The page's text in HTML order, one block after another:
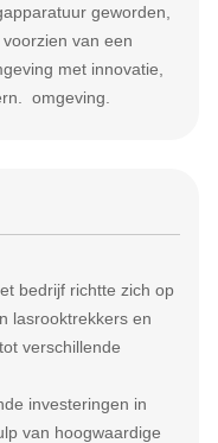
geworden,
van een
met innovatie,
omgeving.
bedrijf richtte zich op
lasrooktrekkers en
verschillende
investeringen in
van hoogwaardige